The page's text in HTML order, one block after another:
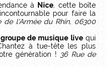
à Nice , cette boîte
pour faire la
de l'Armée du Rhin, 06300
groupe de musique livequi
à tue-tête les plus
génération ! 36 Rue de